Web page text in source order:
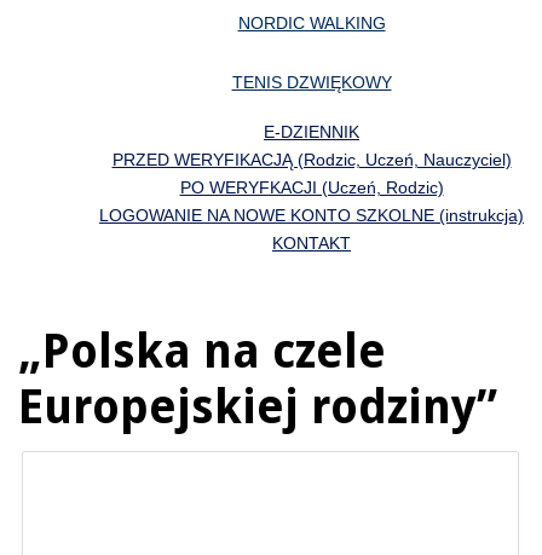
NORDIC WALKING
TENIS DZWIĘKOWY
E-DZIENNIK
PRZED WERYFIKACJĄ (Rodzic, Uczeń, Nauczyciel)
PO WERYFKACJI (Uczeń, Rodzic)
LOGOWANIE NA NOWE KONTO SZKOLNE (instrukcja)
KONTAKT
„Polska na czele
Europejskiej rodziny”